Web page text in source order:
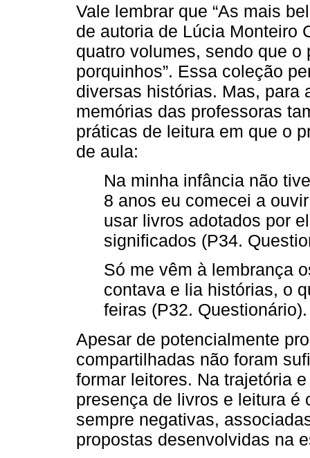
Vale lembrar que “As mais
de autoria de Lúcia Monteiro
quatro volumes, sendo que o
porquinhos”. Essa coleção
diversas histórias. Mas, para
memórias das professoras
práticas de leitura em que o
de aula:
Na minha infância não
8 anos eu comecei a
usar livros adotados por
significados (P34.
Só me vêm à lembrança
contava e lia histórias, o
feiras (P32. Questionário).
Apesar de potencialmente
compartilhadas não foram
formar leitores. Na trajetória
presença de livros e leitura é
sempre negativas,
propostas desenvolvidas na